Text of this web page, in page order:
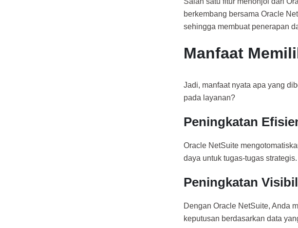
berkembang bersama Oracle
sehingga membuat penerapan
Manfaat
Jadi, manfaat nyata apa yang
pada layanan?
Peningkatan
Oracle NetSuite
daya untuk tugas-tugas strategis.
Peningkatan
Dengan Oracle NetSuite, Anda
keputusan berdasarkan data